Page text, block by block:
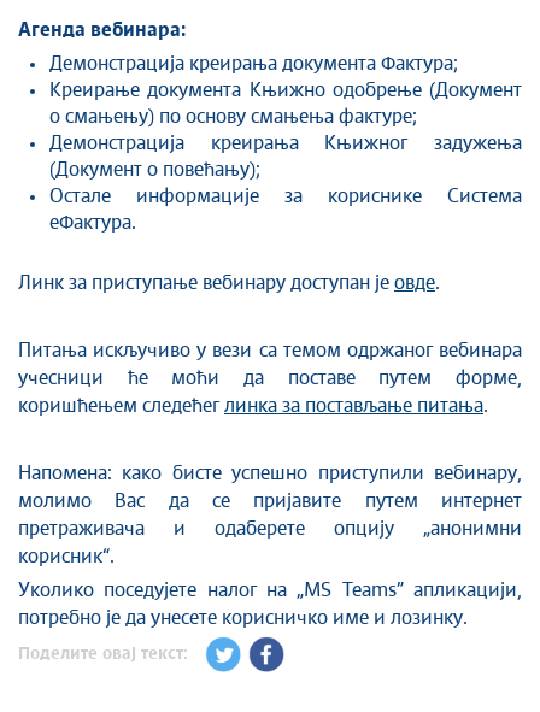
Агенда вебинара:
Демонстрација креирања документа Фактура;
Креирање документа Књижно одобрење (Документ
о смањењу) по основу смањења фактуре;
Демонстрација креирања Књижног задужења
(Документ о повећању);
Остале информације за кориснике Система
еФактура.
Линк за приступање вебинару доступан је овде.
Питања искључиво у вези са темом одржаног вебинара
учесници ће моћи да поставе путем форме,
коришћењем следећеглинка за постављање питања.
Напомена: како бисте успешно приступили вебинару,
молимо Вас да се пријавите путем интернет
претраживача и одаберете опцију „анонимни
корисник“.
Уколико поседујете налог на „MS Teams” апликацији,
потребно је да унесете корисничко име и лозинку.
Поделите овај текст: